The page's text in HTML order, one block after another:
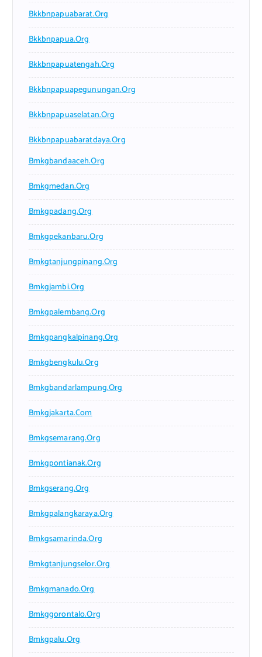
Bkkbnpapuabarat.org
Bkkbnpapua.org
Bkkbnpapuatengah.org
Bkkbnpapuapegunungan.org
Bkkbnpapuaselatan.org
Bkkbnpapuabaratdaya.org
Bmkgbandaaceh.org
Bmkgmedan.org
Bmkgpadang.org
Bmkgpekanbaru.org
Bmkgtanjungpinang.org
Bmkgjambi.org
Bmkgpalembang.org
Bmkgpangkalpinang.org
Bmkgbengkulu.org
Bmkgbandarlampung.org
Bmkgjakarta.com
Bmkgsemarang.org
Bmkgpontianak.org
Bmkgserang.org
Bmkgpalangkaraya.org
Bmkgsamarinda.org
Bmkgtanjungselor.org
Bmkgmanado.org
Bmkggorontalo.org
Bmkgpalu.org